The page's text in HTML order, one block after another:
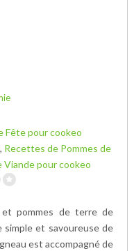
Fête pour cookeo
, Recettes de Pommes de
Viande pour cookeo
pommes de terre de
simple et savoureuse de
est accompagné de